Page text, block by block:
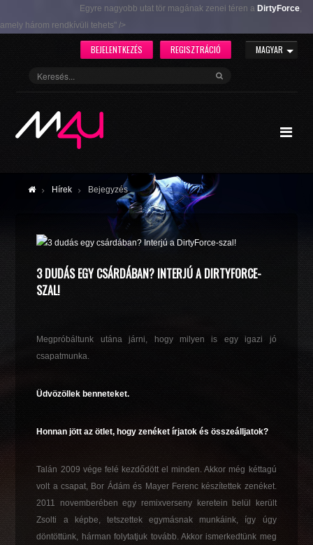
Egyre nagyobb utat tör magának zenei téren a DirtyForce,
amely három rendkívüli tehets" />
MAGYAR
REGISZTRÁCIÓ
BEJELENTKEZÉS
Hírek Bejegyzés
3 DUDÁS EGY CSÁRDÁBAN? INTERJÚ A DIRTYFORCE-
SZAL!
Megpróbáltunk utána járni, hogy milyen is egy igazi jó
csapatmunka.
Üdvözöllek benneteket.
Honnan jött az ötlet, hogy zenéket írjatok és összeálljatok?
Talán 2009 vége felé kezdődött el minden. Akkor még kéttagú
volt a csapat, Bor Ádám és Mayer Ferenc készítettek zenéket.
2011 novemberében egy remixverseny keretein belül került
Zsolti a képbe, tetszettek egymásnak munkáink, így úgy
döntöttünk, hárman folytatjuk tovább. Akkor ismerkedtünk meg